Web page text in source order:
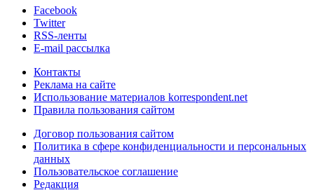
Facebook
Twitter
RSS-ленты
E-mail рассылка
Контакты
Реклама на сайте
Использование материалов korrespondent.net
Правила пользования сайтом
Договор пользования сайтом
Политика в сфере конфиденциальности и персональных
данных
Пользовательское соглашение
Редакция